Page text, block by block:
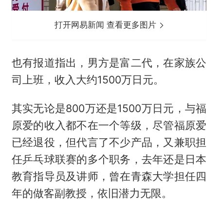
打开网易新闻 查看更多图片
也有报道指出，男方是富二代，在家族公
司上班，收入大约1500万日元。
其实无论是800万还是1500万日元，与福
原爱的收入都不在一个等级，尽管福原爱
已经退役，但代言了不少产品，又兼职担
任乒乓球联赛的多个职务，去年还是日本
教育指导员及讲师，曾在青森大学担任四
年的做客副教授，依旧潜力无限。